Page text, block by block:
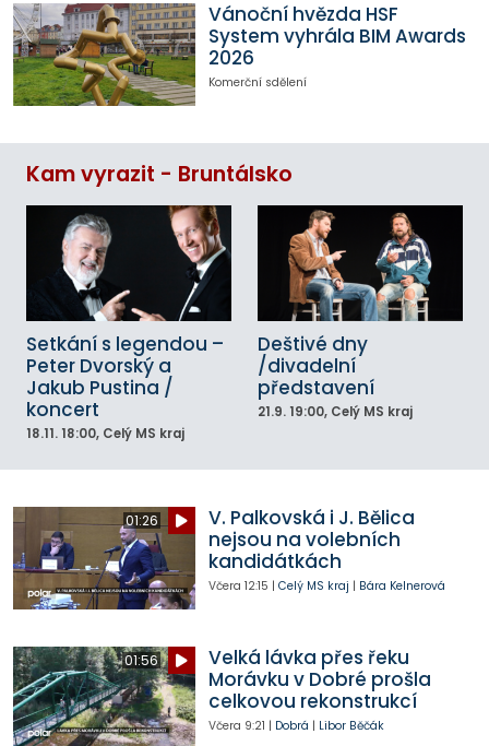
Vánoční hvězda HSF
System vyhrála BIM Awards
2026
Komerční sdělení
Kam vyrazit - Bruntálsko
Setkání s legendou –
Peter Dvorský a
Jakub Pustina /
koncert
18.11. 18:00, Celý MS kraj
Deštivé dny
/divadelní
představení
21.9. 19:00, Celý MS kraj
01:26
V. Palkovská i J. Bělica
nejsou na volebních
kandidátkách
Včera 12:15 | Celý MS kraj | Bára Kelnerová
01:56
Velká lávka přes řeku
Morávku v Dobré prošla
celkovou rekonstrukcí
Včera 9:21 | Dobrá | Libor Běčák